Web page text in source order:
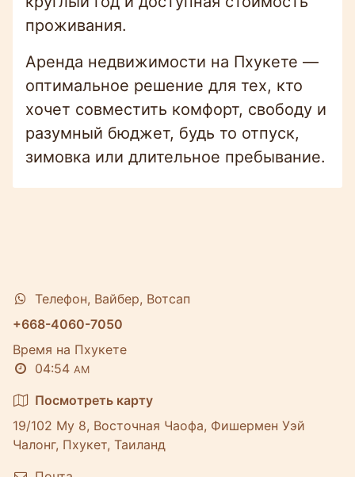
проживания.
Аренда недвижимости на Пхукете —
оптимальное решение для тех, кто
хочет совместить комфорт, свободу и
разумный бюджет, будь то отпуск,
зимовка или длительное пребывание.
Телефон, Вайбер, Вотсап
+668-4060-7050
Время на Пхукете
04:54 AM
Посмотреть карту
19/102 Му 8, Восточная Чаофа, Фишермен Уэй
Чалонг, Пхукет, Таиланд